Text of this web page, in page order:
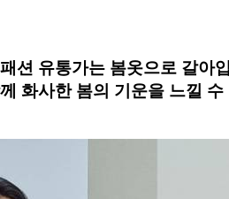
션 유통가는 봄옷으로 갈아
화사한 봄의 기운을 느낄